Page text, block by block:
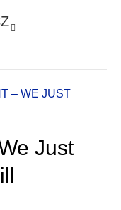
– WE JUST
Just